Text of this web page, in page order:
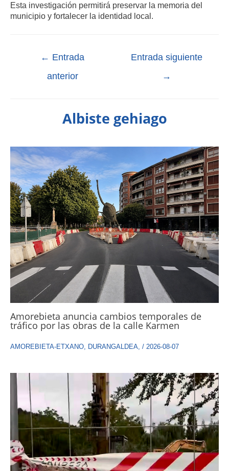
Esta investigación permitirá preservar la memoria del
municipio y fortalecer la identidad local.
← Entrada
anterior
Entrada siguiente
→
Albiste gehiago
Amorebieta anuncia cambios temporales de
tráfico por las obras de la calle Karmen
AMOREBIETA-ETXANO, DURANGALDEA, / 2026-08-07